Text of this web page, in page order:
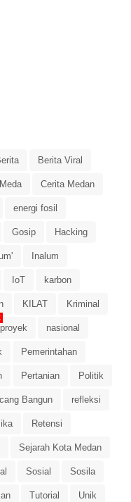
Berita Viral
Cerita Medan
energi fosil
Gosip Hacking
Inalum
IoT karbon
KILAT Kriminal
nasional
Pemerintahan
Pertanian Politik
Bangun refleksi
Retensi
Sejarah Kota Medan
Sosial Sosila
Tutorial Unik